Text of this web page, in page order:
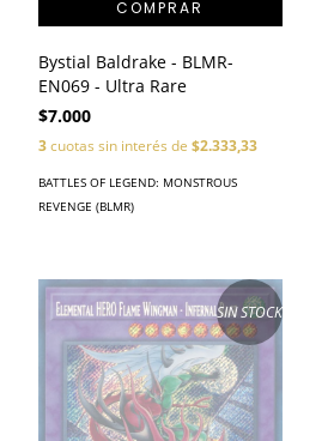
Bystial Baldrake - BLMR-
EN069 - Ultra Rare
$7.000
3cuotas sin interés de $2.333,33
BATTLES OF LEGEND: MONSTROUS
REVENGE (BLMR)
SIN STOCK